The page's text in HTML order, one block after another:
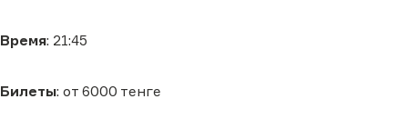
Время: 21:45
Билеты: от 6000 тенге